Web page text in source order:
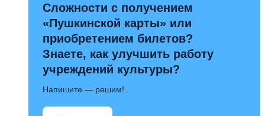
Сложности с получением
«Пушкинской карты» или
приобретением билетов?
Знаете, как улучшить работу
учреждений культуры?
Напишите — решим!